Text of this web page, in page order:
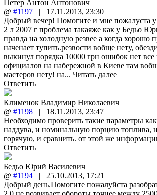
Петер Антон Антонович
@ #1197 | 17.11.2013, 23:30
Добрый вечер! Помогите и мне пожалуста
2 л 2007 г проблема такаяже как у Бедьо
правда на холодную резвее а когда хорошо
наченает тупить.резвости вобще нету,
выкинул порядка 10000 грн ошибок нет все
официалов на набережной в Киеве там
мастеров нету! на... Читать далее
Ответить
Клименок Владимир Николаевич
@ #1198 | 18.11.2013, 23:47
Необходимо проверить такие параметры
наддува, и номинальную порцию топлива,
горячую, и сравнить. от этой же
Ответить
Бедьо Юрий Василевич
@ #1194 | 25.10.2013, 17:21
Добрый день.Помогите пожалуйста